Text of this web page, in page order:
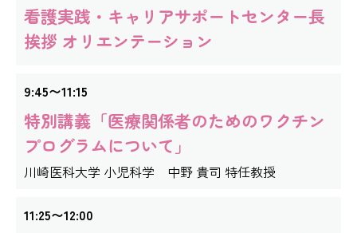
看護実践・キャリアサポートセンター長
挨拶 オリエンテーション
9:45〜11:15
特別講義「医療関係者のためのワクチン
プログラムについて」
川崎医科大学 小児科学 中野 貴司 特任教授
11:25〜12:00